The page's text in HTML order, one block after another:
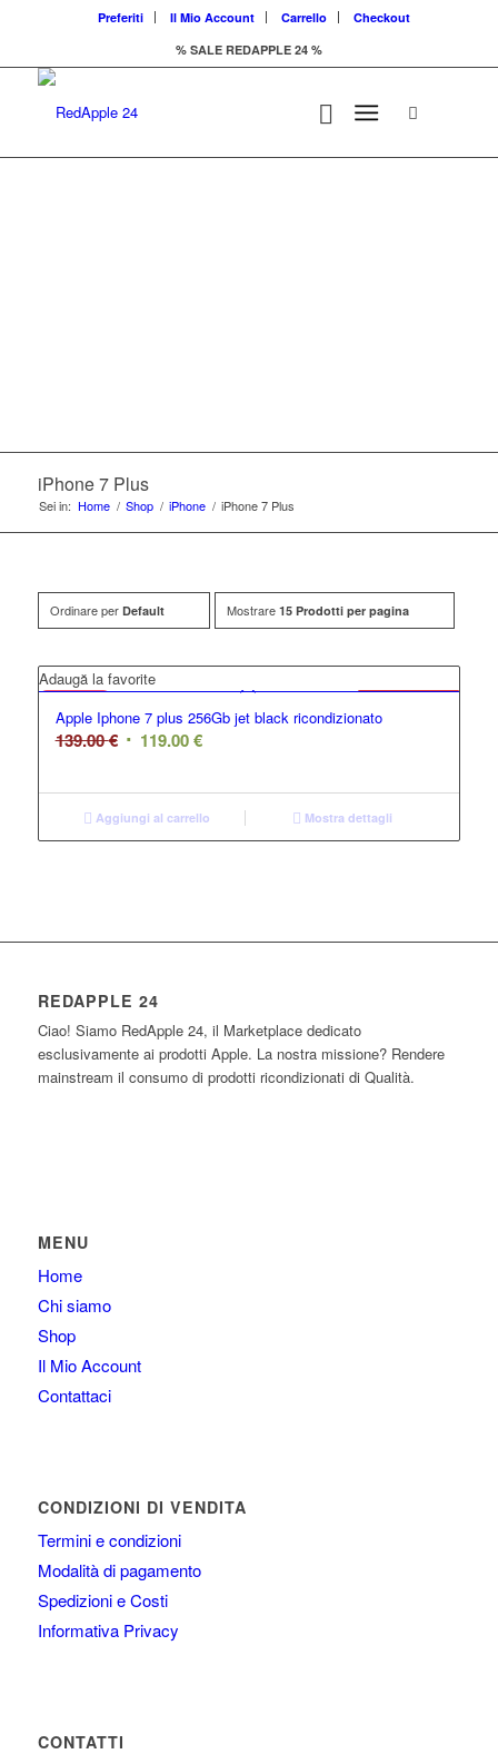
Preferiti Il Mio Account Carrello
Checkout
% SALE REDAPPLE 24 %
iPhone 7 Plus
Sei in: Home / Shop / iPhone / iPhone 7 Plus
Ordinare per Default Mostrare 15 Prodotti per pagina
Adaugă la favorite
GRADO C
Apple Iphone 7 plus 256Gb jet black ricondizionato
139.00€ 119.00€
Aggiungi al carrello Mostra dettagli
REDAPPLE 24
Ciao! Siamo RedApple 24, il Marketplace dedicato
esclusivamente ai prodotti Apple. La nostra missione? Rendere
mainstream il consumo di prodotti ricondizionati di Qualità.
MENU
Home
Chi siamo
Shop
Il Mio Account
Contattaci
CONDIZIONI DI VENDITA
Termini e condizioni
Modalità di pagamento
Spedizioni e Costi
Informativa Privacy
CONTATTI